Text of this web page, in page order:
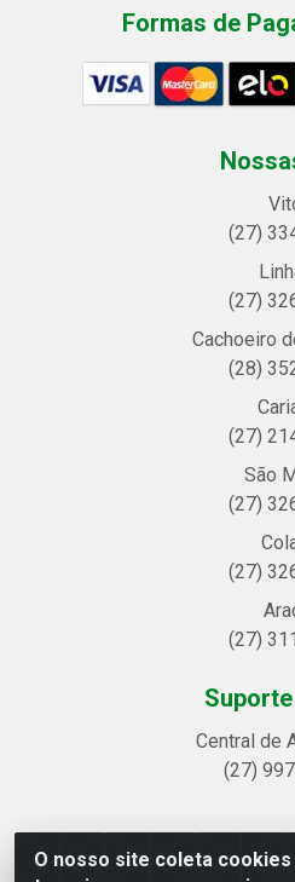
O nosso site coleta
Formas de
(27)
(27)
Cachoeiro
(28)
(27)
São
(27)
(27)
(27)
Central de
(27)
Linhavix Distribuidora LTDA